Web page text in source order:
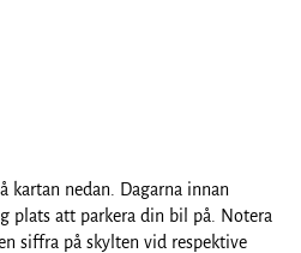
kartan nedan. Dagarna innan
plats att parkera din bil på. Notera
siffra på skylten vid respektive